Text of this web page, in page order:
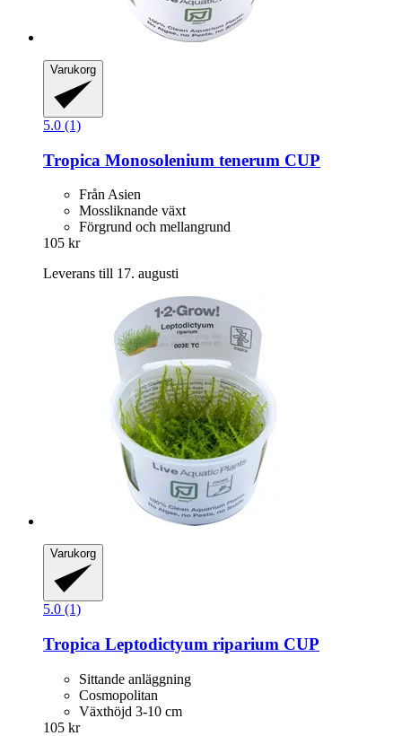
Varukorg
5.0 (1)
Tropica Monosolenium tenerum CUP
Från Asien
Mossliknande växt
Förgrund och mellangrund
105 kr
Leverans till 17. augusti
Varukorg
5.0 (1)
Tropica Leptodictyum riparium CUP
Sittande anläggning
Cosmopolitan
Växthöjd 3-10 cm
105 kr